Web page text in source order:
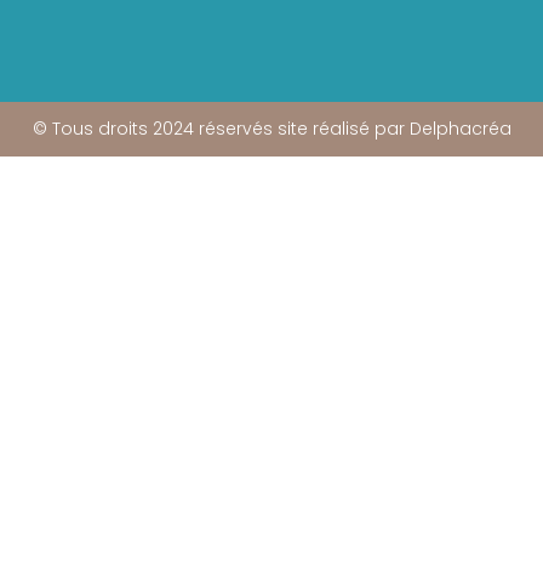
© Tous droits 2024 réservés site réalisé par Delphacréa